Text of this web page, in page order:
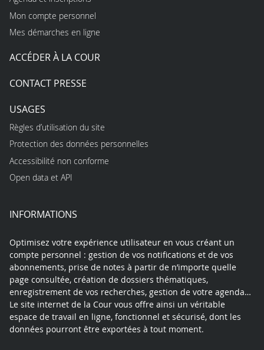
Mon compte personnel
Mes démarches en ligne
ACCÉDER À LA COUR
CONTACT PRESSE
USAGES
Règles d’utilisation du site
Protection des données personnelles
Accessibilité non conforme
Open data et API
INFORMATIONS
Optimisez votre expérience utilisateur en vous créant un
compte personnel : gestion de vos notifications et de vos
abonnements, prise de notes à partir de n’importe quelle
page consultée, création de dossiers thématiques,
enregistrement de vos recherches, gestion de votre agenda…
Le site internet de la Cour vous offre ainsi un véritable
espace de travail en ligne, fonctionnel et sécurisé, dont les
données pourront être exportées à tout moment.